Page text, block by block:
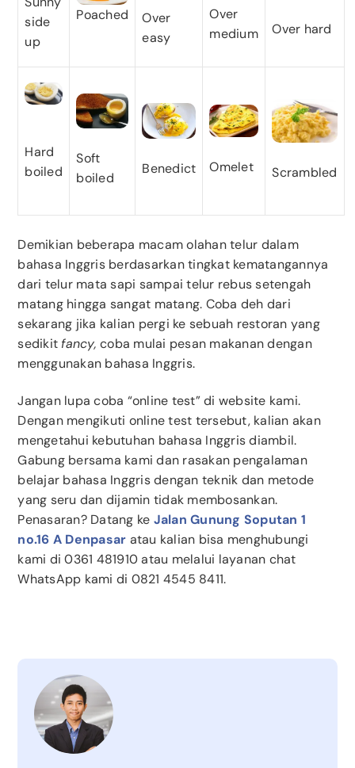
side
up
Poached
Over
easy
Over
medium
Over hard
Hard
boiled
Soft
boiled
Benedict Omelet Scrambled
Demikian beberapa macam olahan telur dalam
bahasa Inggris berdasarkan tingkat kematangannya
dari telur mata sapi sampai telur rebus setengah
matang hingga sangat matang. Coba deh dari
sekarang jika kalian pergi ke sebuah restoran yang
sedikit fancy, coba mulai pesan makanan dengan
menggunakan bahasa Inggris.
Jangan lupa coba “online test” di website kami.
Dengan mengikuti online test tersebut, kalian akan
mengetahui kebutuhan bahasa Inggris diambil.
Gabung bersama kami dan rasakan pengalaman
belajar bahasa Inggris dengan teknik dan metode
yang seru dan dijamin tidak membosankan.
Penasaran? Datang ke Jalan Gunung Soputan 1
no.16 A Denpasar atau kalian bisa menghubungi
kami di 0361 481910 atau melalui layanan chat
WhatsApp kami di 0821 4545 8411.